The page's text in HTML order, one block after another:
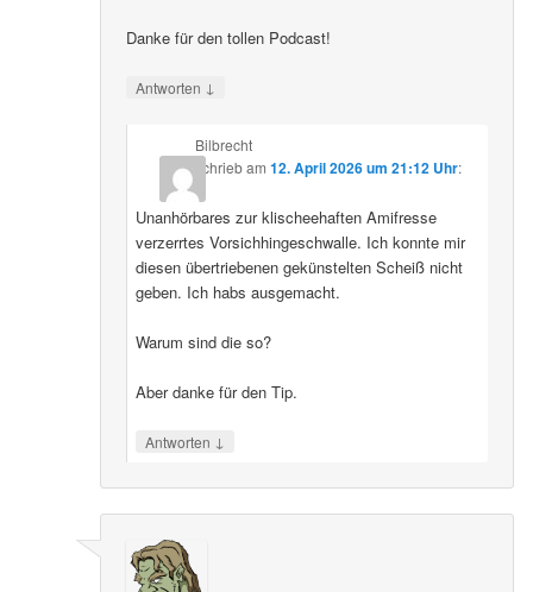
Danke für den tollen Podcast!
Antworten ↓
Bilbrecht
schriebam 12. April 2026 um 21:12 Uhr:
Unanhörbares zur klischeehaften Amifresse
verzerrtes Vorsichhingeschwalle. Ich konnte mir
diesen übertriebenen gekünstelten Scheiß nicht
geben. Ich habs ausgemacht.
Warum sind die so?
Aber danke für den Tip.
Antworten ↓